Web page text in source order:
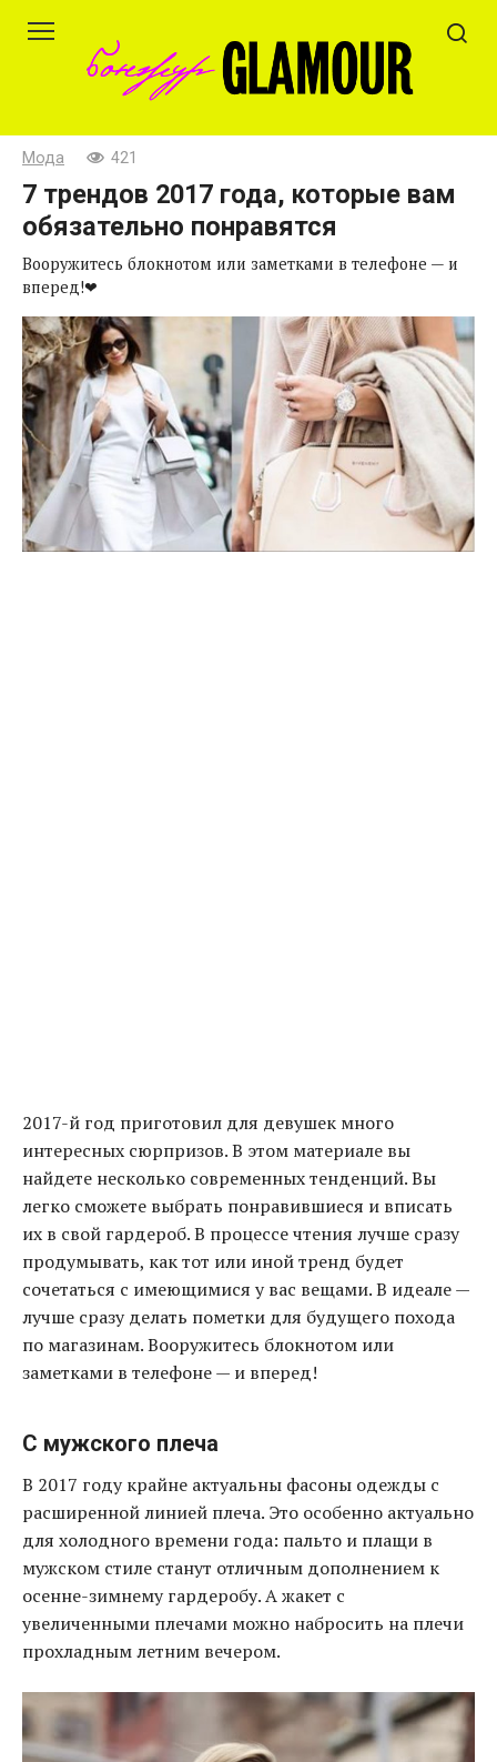
Мода 421
7 трендов 2017 года, которые вам
обязательно понравятся
Вооружитесь блокнотом или заметками в телефоне — и
вперед!❤
2017-й год приготовил для девушек много
интересных сюрпризов. В этом материале вы
найдете несколько современных тенденций. Вы
легко сможете выбрать понравившиеся и вписать
их в свой гардероб. В процессе чтения лучше сразу
продумывать, как тот или иной тренд будет
сочетаться с имеющимися у вас вещами. В идеале —
лучше сразу делать пометки для будущего похода
по магазинам. Вооружитесь блокнотом или
заметками в телефоне — и вперед!
С мужского плеча
В 2017 году крайне актуальны фасоны одежды с
расширенной линией плеча. Это особенно актуально
для холодного времени года: пальто и плащи в
мужском стиле станут отличным дополнением к
осенне-зимнему гардеробу. А жакет с
увеличенными плечами можно набросить на плечи
прохладным летним вечером.